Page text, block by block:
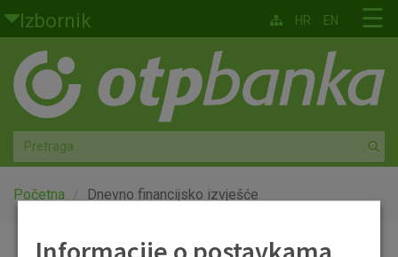
Skoči na glavni sadržaj
Izbornik
Građani
Privatno bankarstvo
Agro
Mala poduzeća i obrtnici
☰
HR EN
Početna Dnevno financijsko izvješće
Informacije o postavkama